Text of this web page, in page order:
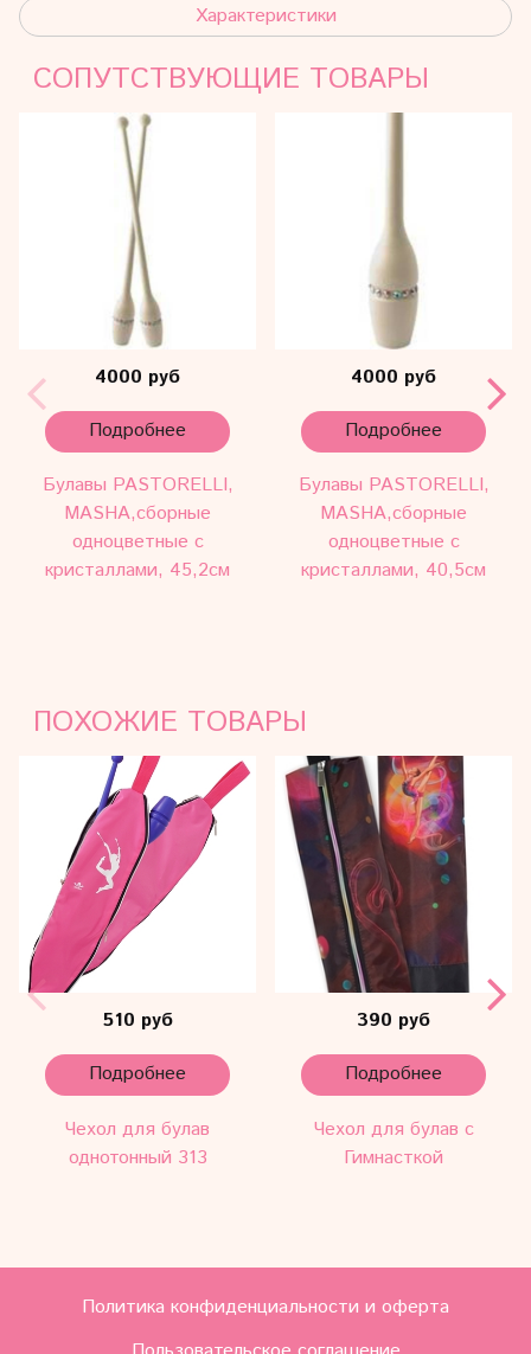
Характеристики
СОПУТСТВУЮЩИЕ ТОВАРЫ
4000 руб
Подробнее
Булавы PASTORELLI,
MASHA,cборные
одноцветные с
кристаллами, 45,2cм
4000 руб
Подробнее
Булавы PASTORELLI,
MASHA,cборные
одноцветные с
кристаллами, 40,5cм
ПОХОЖИЕ ТОВАРЫ
510 руб
Подробнее
Чехол для булав
однотонный 313
390 руб
Подробнее
Чехол для булав с
Гимнасткой
Политика конфиденциальности и оферта